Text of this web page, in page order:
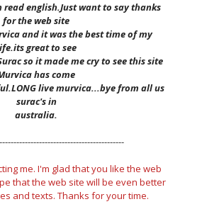
read english.Just want to say thanks
for the web site
and it was the best time of my
great to see
so it made me cry to see this site
has come
live murvica...bye from all us
surac's in
australia.
me. I'm glad that you like the web
that the web site will be even better
and texts. Thanks for your time.